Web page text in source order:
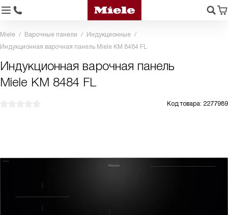
Miele Варочные панели
Индукционные
Индукционная варочная панель Miele KM 8484 FL
Индукционная варочная панель
Miele KM 8484 FL
Код товара: 2277989